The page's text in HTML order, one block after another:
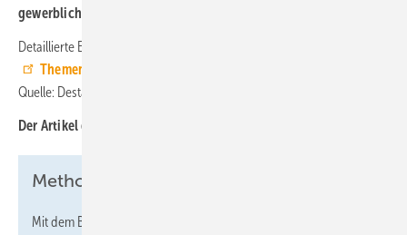
gewerbliche Betriebsgebäude
Detaillierte Ergebnisse zu Bauleistungspreisen stellt Destatis über die
Themenseite Bau- und Immobilienpreisindex
Quelle: Destatis / jv
Der Artikel gehört zur
Methodische Hinweise:
Mit dem Berichtsmonat Mai 2024 wurden die Preisindizes für die